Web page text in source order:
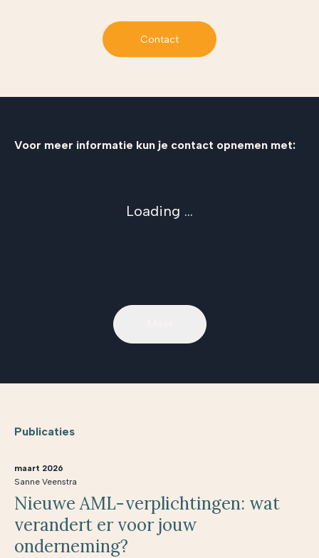
Contact
Voor meer informatie kun je contact opnemen met:
Loading ...
Publicaties
maart 2026
Sanne Veenstra
Nieuwe AML-verplichtingen: wat
verandert er voor jouw
onderneming?